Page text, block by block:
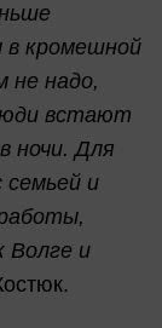
кромешной
не надо,
встают
ночи. Для
и
Волге и